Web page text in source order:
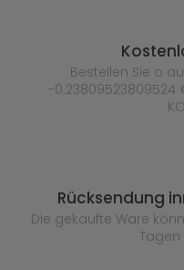
Bestellen Sie o
-0.23809523809524
Rücksendung
Die gekaufte Ware